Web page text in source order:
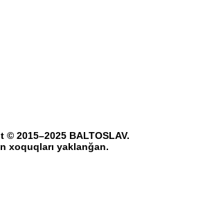
© 2015–2025 BALTOSLAV.
xoquqları yaklanğan.